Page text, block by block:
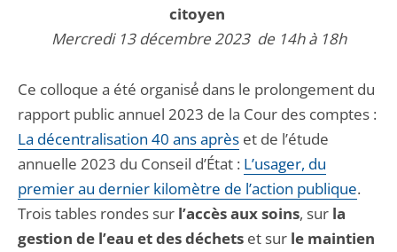
citoyen
Mercredi 13 décembre 2023 de 14h à 18h
Ce colloque a été organisé́ dans le prolongement du
rapport public annuel 2023 de la Cour des comptes :
La décentralisation 40 ans après et de l’étude
annuelle 2023 du Conseil d’État : L’usager, du
premier au dernier kilomètre de l’action publique.
Trois tables rondes sur l’accès aux soins, sur la
gestion de l’eau et des déchets et sur le maintien